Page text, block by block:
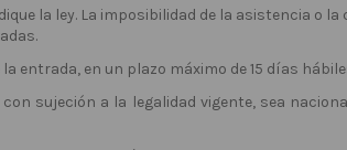
la ley. La imposibilidad de la asistencia o
entrada, en un plazo máximo de 15 días
sujeción a la legalidad vigente, sea